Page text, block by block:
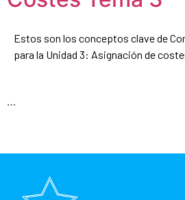
Estos son los conceptos clave de
para la Unidad 3: Asignación de
…